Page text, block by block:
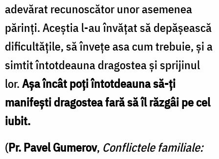
adevărat recunoscător unor asemenea
părinţi. Aceştia l-au învăţat să depăşească
dificultăţile, să înveţe asa cum trebuie, și a
simtit întotdeauna dragostea şi sprijinul
lor.Aşa încât poţi întotdeauna să-ţi
manifeşti dragostea fară să îl răzgâi pe cel
iubit.
(Pr. Pavel Gumerov, Conflictele familiale: